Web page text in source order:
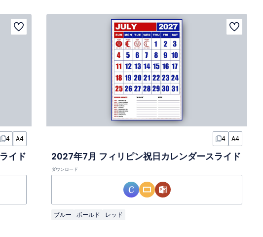
4 A4
イド
4 A4
2027年7月 フィリピン祝日カレンダースライド
ダウンロード
ブルー ボールド レッド